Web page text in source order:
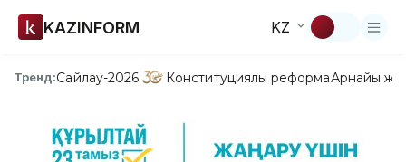
KAZINFORM KZ
Тренд:Сайлау-2026 Конституциялық реформаАрнайы